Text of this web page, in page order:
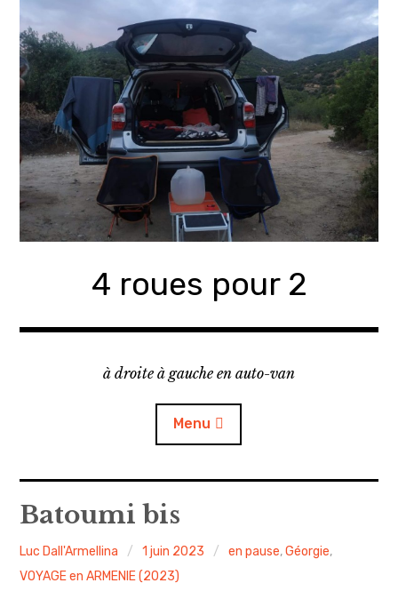
Accéder
contenu
principal
4 roues pour 2
à droite à gauche en auto-van
Menu
Accueil
A propos
Batoumi bis
Luc Dall'Armellina 1 juin 2023 en pause,Géorgie,
VOYAGE en ARMENIE (2023)